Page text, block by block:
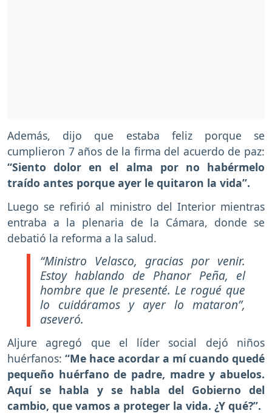
Además, dijo que estaba feliz porque se
cumplieron 7 años de la firma del acuerdo de paz:
“Siento dolor en el alma por no habérmelo
traído antes porque ayer le quitaron la vida”.
Luego se refirió al ministro del Interior mientras
entraba a la plenaria de la Cámara, donde se
debatió la reforma a la salud.
“Ministro Velasco, gracias por venir.
Estoy hablando de Phanor Peña, el
hombre que le presenté. Le rogué que
lo cuidáramos y ayer lo mataron”,
aseveró.
Aljure agregó que el líder social dejó niños
huérfanos: “Me hace acordar a mí cuando quedé
pequeño huérfano de padre, madre y abuelos.
Aquí se habla y se habla del Gobierno del
cambio, que vamos a proteger la vida. ¿Y qué?”.